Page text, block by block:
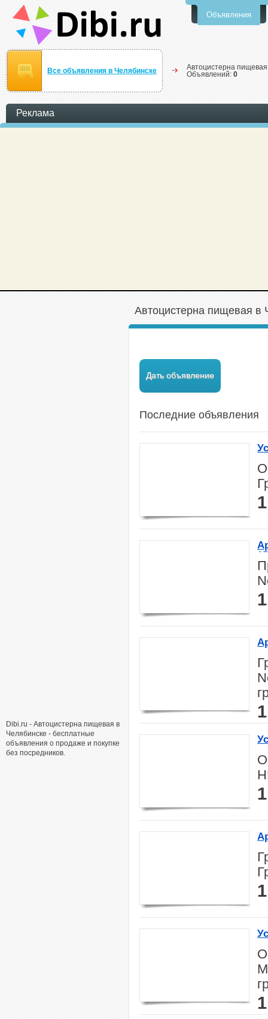
Объявления
Все объявления в Челябинске
Автоцистерна
Объявлений: 0
Реклама
Dibi.ru - Автоцистерна пищевая в
Челябинске - бесплатные
объявления о продаже и покупке
без посредников.
Автоцистерна пищевая в
Дать объявление
Последние объявления